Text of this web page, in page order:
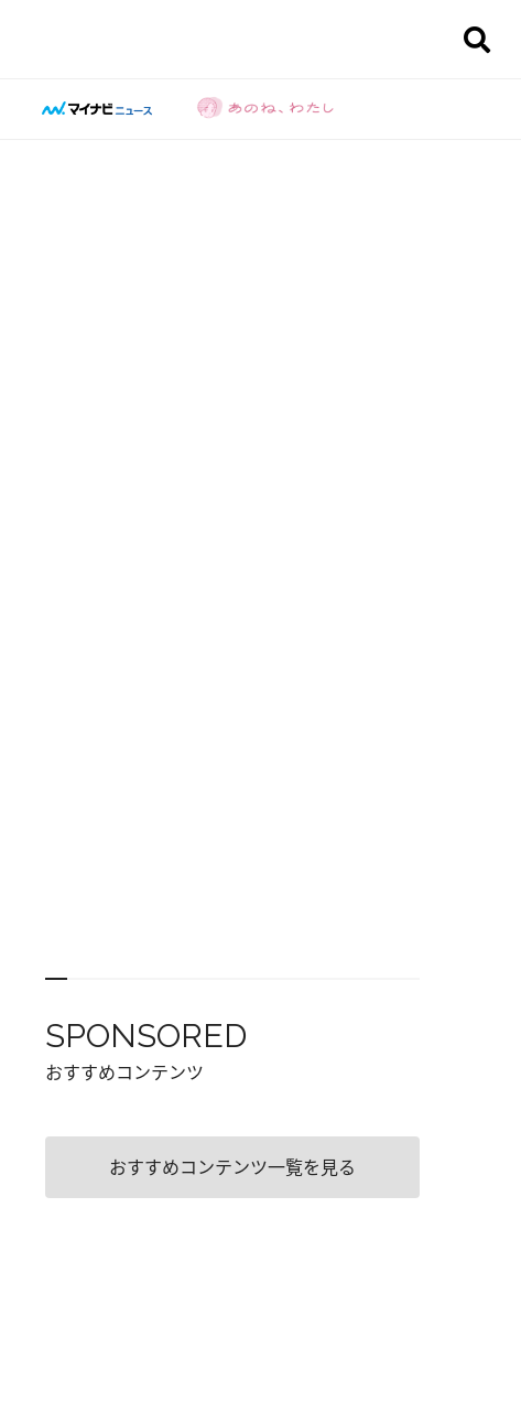
SPONSORED
おすすめコンテンツ
おすすめコンテンツ一覧を見る